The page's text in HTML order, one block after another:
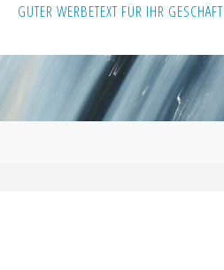
GUTER WERBETEXT FÜR IHR GESCHÄFT